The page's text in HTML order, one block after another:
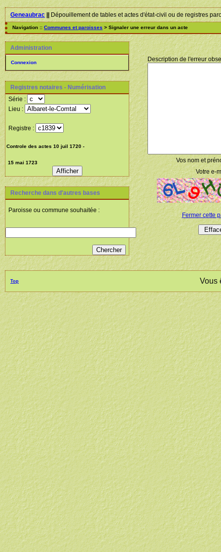
Geneaubrac||Dépouillement de tables et actes d'état-civil ou de registres
Navigation :: Communes et paroisses > Signaler une erreur dans un acte
Administration
Connexion
Registres notaires - Numérisation
Série :
Lieu :
Registre :
Recherche dans d'autres bases
Paroisse ou commune souhaitée :
Description de l'erreur
Vos nom et
Votre e-
Fermer cette
Top Vous